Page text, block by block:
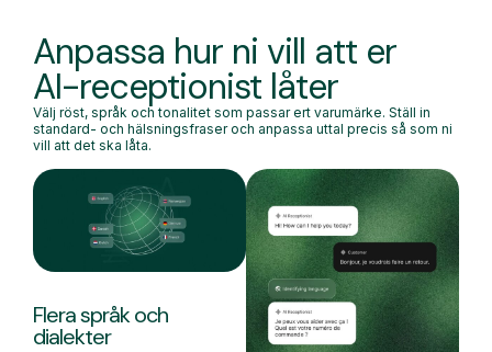
Anpassa hur ni vill att er
AI-receptionist låter
Välj röst, språk och tonalitet som passar ert varumärke. Ställ in
standard- och hälsningsfraser och anpassa uttal precis så som ni
vill att det ska låta.
Flera språk och
dialekter